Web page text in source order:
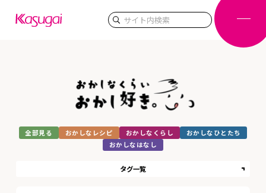
検索
全部見る おかしなレシピ おかしなくらし
おかしなひとたち
おかしなはなし
タグ一覧